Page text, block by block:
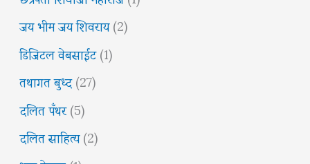
जय भीम जय शिवराय(2)
डिजिटल वेबसाईट(1)
तथागत बुध्द(27)
दलित पँथर(5)
दलित साहित्य(2)